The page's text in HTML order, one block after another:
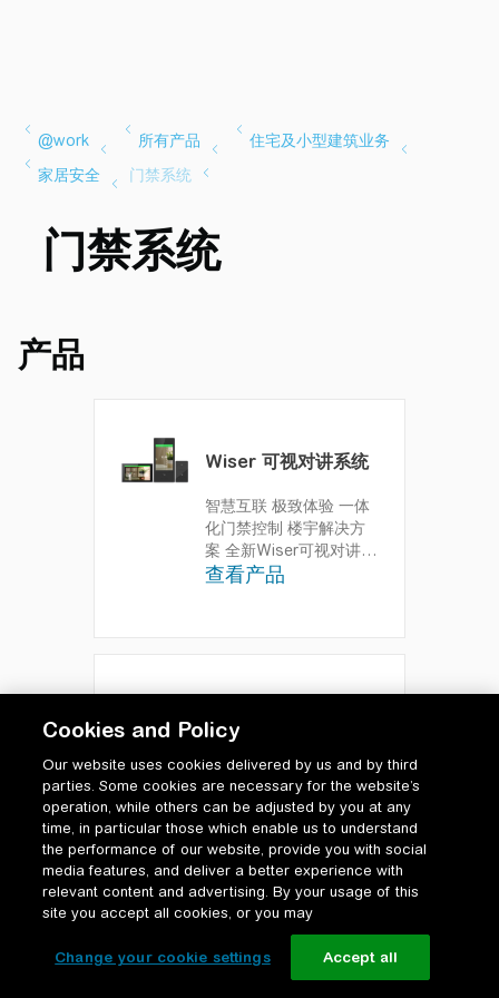
门禁系统
产品
Wiser 可视对讲系统
智慧互联 极致体验 一体
化门禁控制 楼宇解决方
案 全新Wiser可视对讲系
列，是一个可视化的门禁
扮演着智慧家和智慧社区
用先进的创新技术和现代
化产品设计，带来最优秀
的体验，保护居住空间安
查看产品
可视对讲门禁系统 -
查看详细信息
Cookies and Policy
Our website uses cookies delivered by us and by third
parties. Some cookies are necessary for the website’s
operation, while others can be adjusted by you at any
time, in particular those which enable us to understand
the performance of our website, provide you with social
media features, and deliver a better experience with
relevant content and advertising. By your usage of this
site you accept all cookies, or you may
Change your cookie settings Accept all